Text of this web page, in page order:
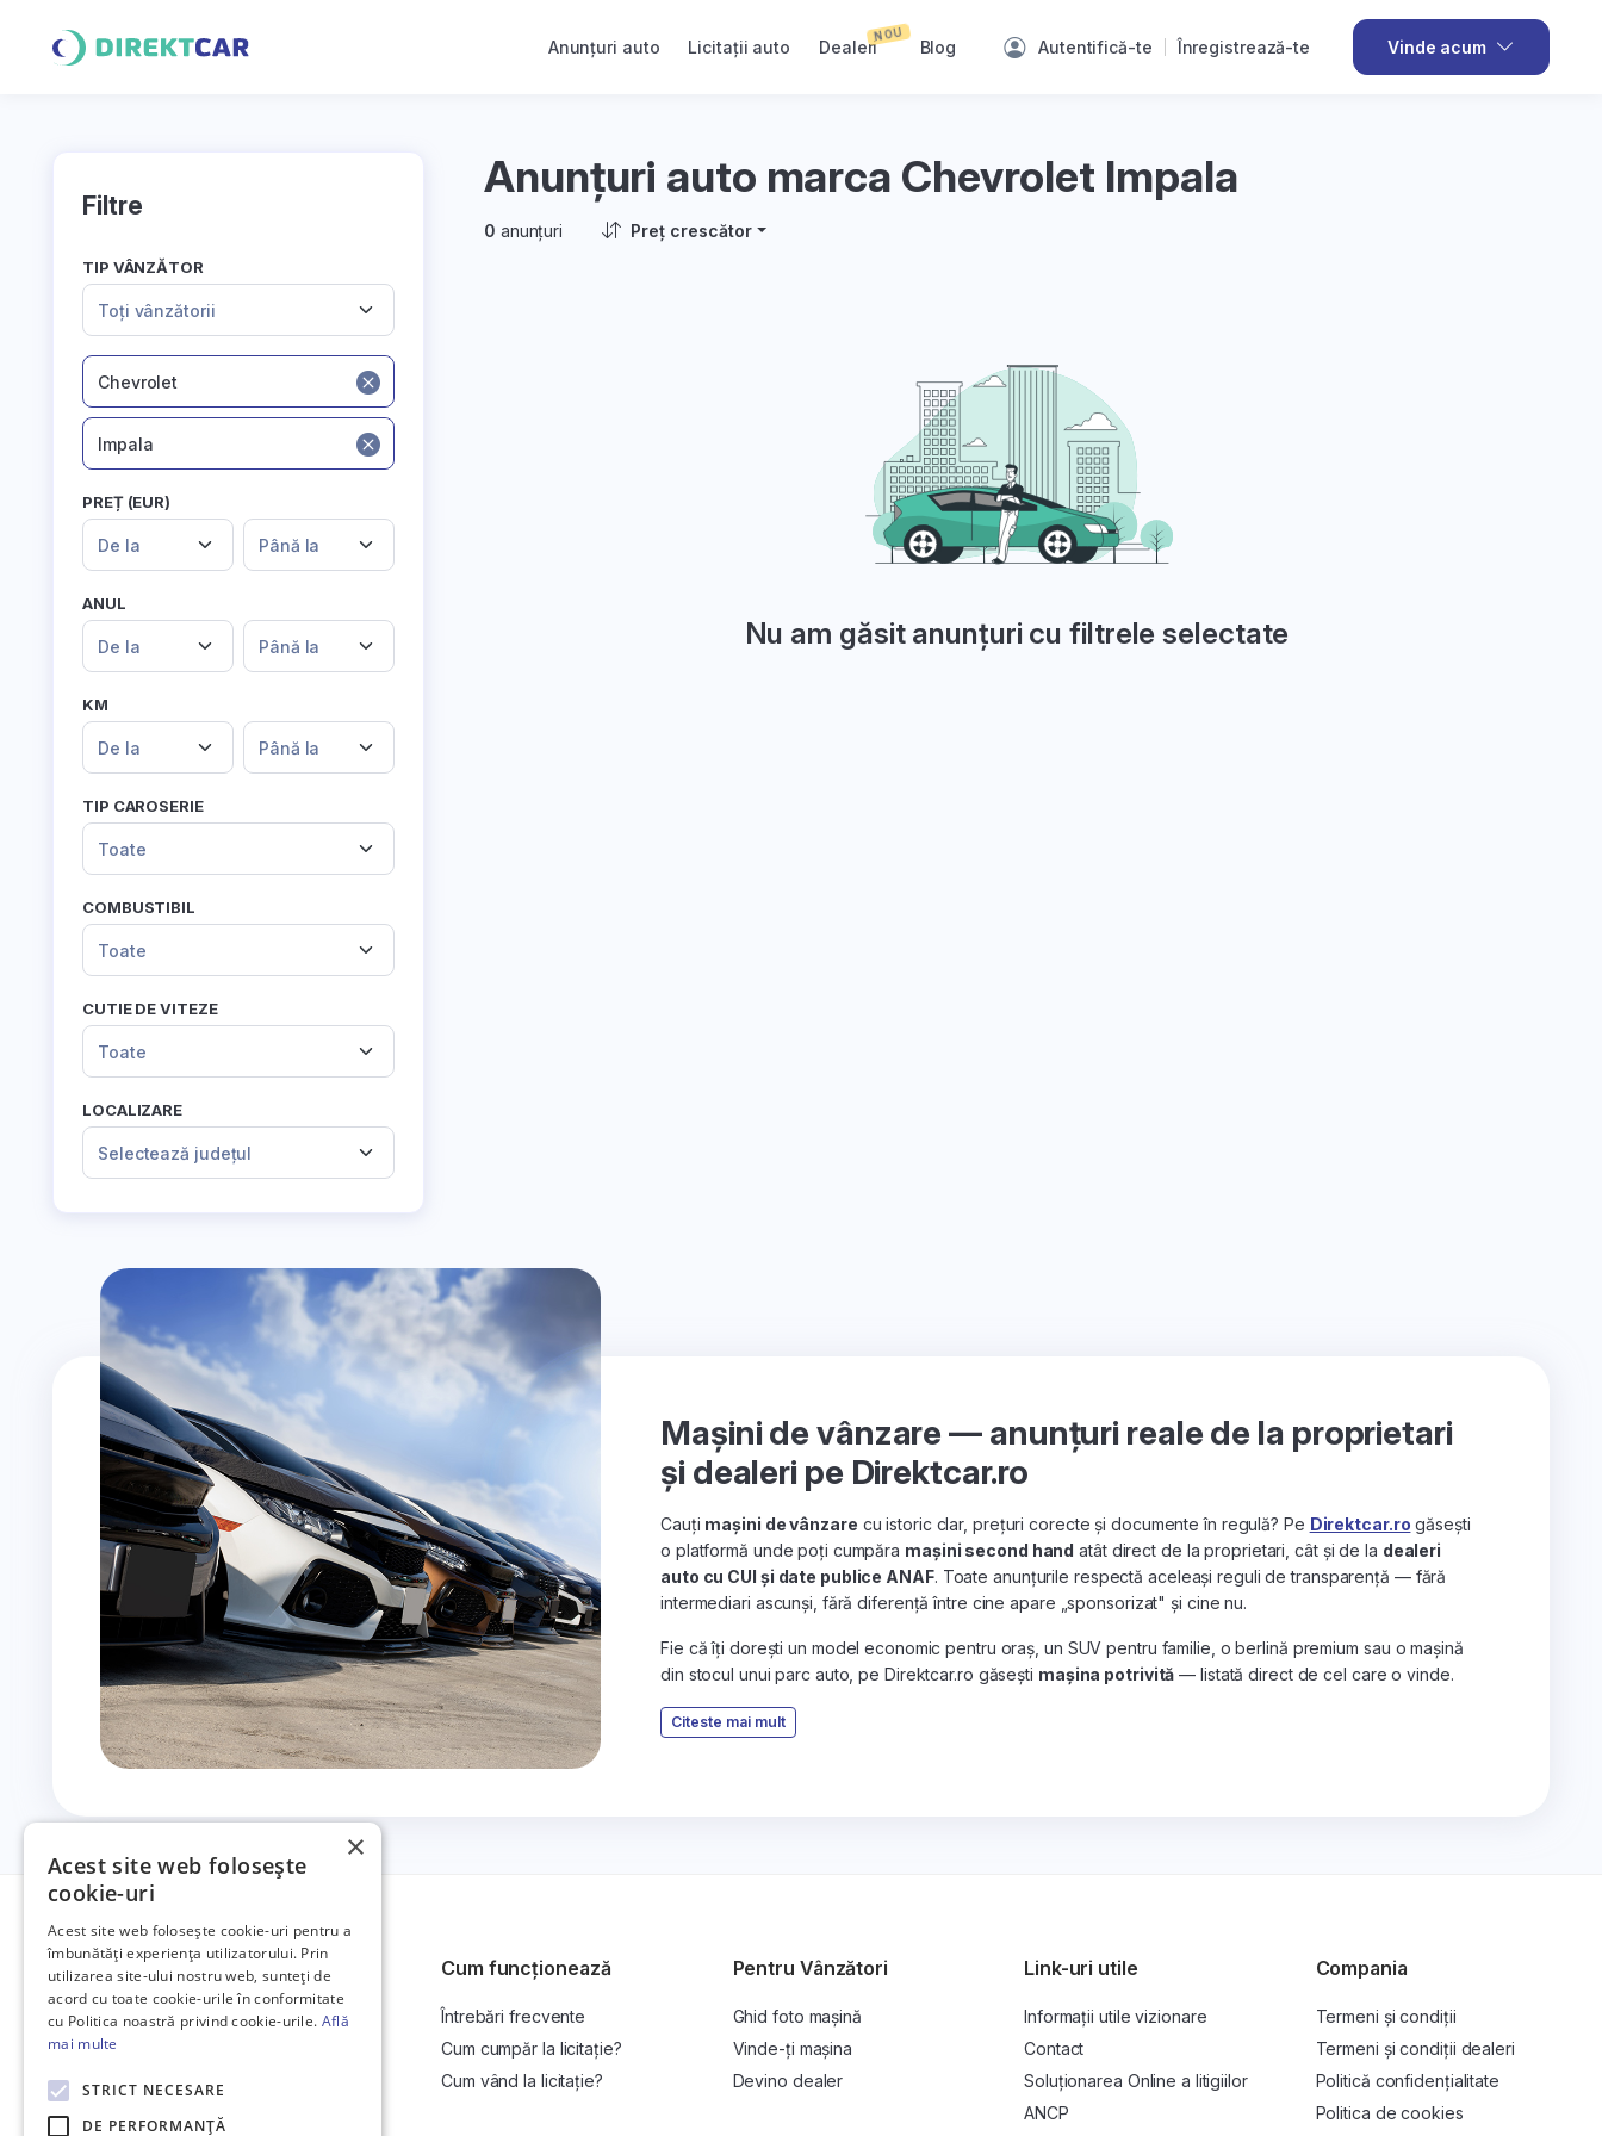
Anunțuri auto Licitații auto Dealeri
NOU
Blog Autentifică-te Înregistrează-te Vinde acum
Filtre
TIP VÂNZĂTOR
Toți vânzătorii
Chevrolet
Impala
PREȚ (EUR)
De la Până la
ANUL
De la Până la
KM
De la Până la
TIP CAROSERIE
Toate
COMBUSTIBIL
Toate
CUTIE DE VITEZE
Toate
LOCALIZARE
Selectează județul
Anunțuri auto marca Chevrolet Impala
0 anunțuri Preț crescător
Nu am găsit anunțuri cu filtrele selectate
Mașini de vânzare — anunțuri reale de la proprietari
și dealeri pe Direktcar.ro
Cauți mașini de vânzare cu istoric clar, prețuri corecte și documente în regulă? Pe Direktcar.ro găsești
o platformă unde poți cumpăra mașini second hand atât direct de la proprietari, cât și de la dealeri
auto cu CUI și date publice ANAF. Toate anunțurile respectă aceleași reguli de transparență — fără
intermediari ascunși, fără diferență între cine apare „sponsorizat" și cine nu.
Fie că îți dorești un model economic pentru oraș, un SUV pentru familie, o berlină premium sau o mașină
din stocul unui parc auto, pe Direktcar.ro găsești mașina potrivită — listată direct de cel care o vinde.
Citeste mai mult
Platformă de anunțuri auto și licitații
auto online.
Cum funcționează
Întrebări frecvente
Cum cumpăr la licitație?
Cum vând la licitație?
Pentru Vânzători
Ghid foto mașină
Vinde-ți mașina
Devino dealer
Link-uri utile
Informații utile vizionare
Contact
Soluționarea Online a litigiilor
ANCP
Compania
Termeni și condiții
Termeni și condiții dealeri
Politică confidențialitate
Politica de cookies
×
Acest site web folosește
cookie-uri
Acest site web folosește cookie-uri pentru a
îmbunătăți experiența utilizatorului. Prin
utilizarea site-ului nostru web, sunteți de
acord cu toate cookie-urile în conformitate
cu Politica noastră privind cookie-urile. Află
mai multe
STRICT NECESARE
DE PERFORMANȚĂ